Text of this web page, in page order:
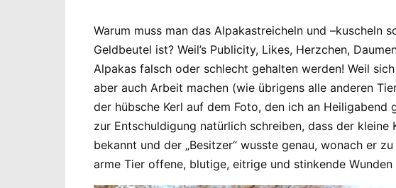
Warum muss man das Alpakastreicheln und –kuscheln
Geldbeutel ist? Weil’s Publicity, Likes, Herzchen,
Alpakas falsch oder schlecht gehalten werden! Weil
aber auch Arbeit machen (wie übrigens alle anderen
der hübsche Kerl auf dem Foto, den ich an
zur Entschuldigung natürlich schreiben, dass der
bekannt und der „Besitzer“ wusste genau, wonach er
arme Tier offene, blutige, eitrige und stinkende